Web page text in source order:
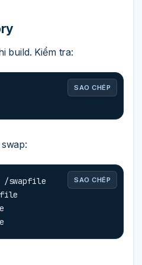
build. Kiểm tra:
SAO CHÉP
SAO CHÉP
/swapfile